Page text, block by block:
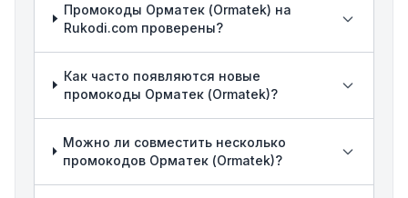
Промокоды Орматек (Ormatek) на
Rukodi.com проверены?
Как часто появляются новые
промокоды Орматек (Ormatek)?
Можно ли совместить несколько
промокодов Орматек (Ormatek)?